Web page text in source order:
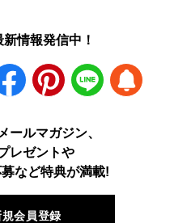
情報発信中！
Pinterest LINE
ールマガジン、
レゼントや
など特典が満載!
規会員登録